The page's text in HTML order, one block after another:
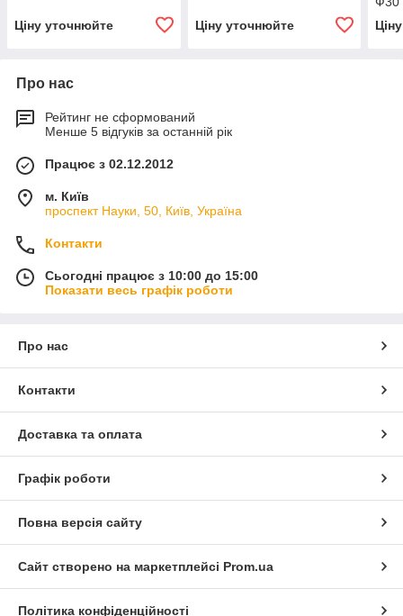
Ціну уточнюйте Ціну уточнюйте
Про нас
Рейтинг не сформований
Менше 5 відгуків за останній рік
Працює з 02.12.2012
м. Київ
проспект Науки, 50, Київ, Україна
Контакти
Сьогодні працює з 10:00 до 15:00
Показати весь графік роботи
Про нас
Контакти
Доставка та оплата
Графік роботи
Повна версія сайту
Сайт створено на маркетплейсі Prom.ua
Політика конфіденційності